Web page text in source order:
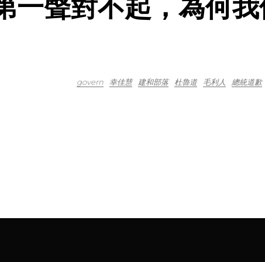
一聲對不起，為何我
govern 幸佳慧 建和部落 杜魯道 毛利人 總統道歉